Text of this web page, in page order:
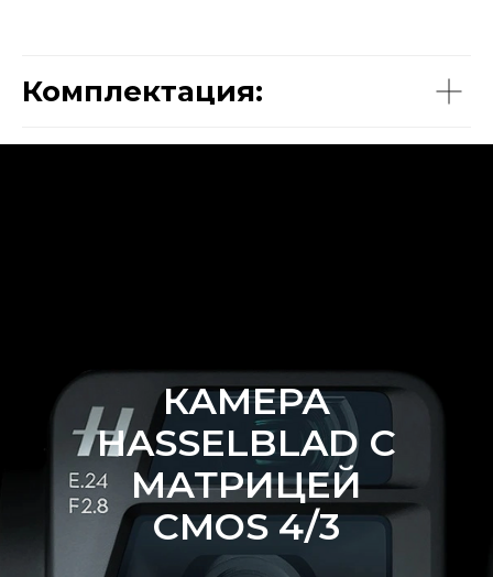
Комплектация:
КАМЕРА
HASSELBLAD С
МАТРИЦЕЙ
CMOS 4/3